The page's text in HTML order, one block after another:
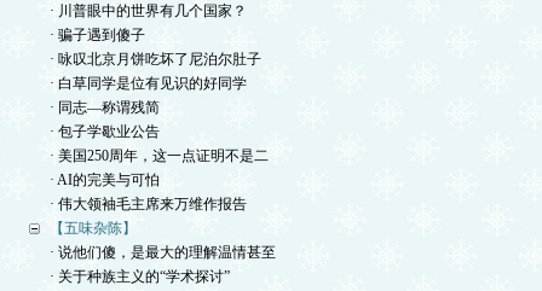
· 川普眼中的世界有几个国家？
· 骗子遇到傻子
· 咏叹北京月饼吃坏了尼泊尔肚子
· 白草同学是位有见识的好同学
· 同志—称谓残简
· 包子学歇业公告
· 美国250周年，这一点证明不是二
· AI的完美与可怕
· 伟大领袖毛主席来万维作报告
【五味杂陈】
· 说他们傻，是最大的理解温情甚至
· 关于种族主义的“学术探讨”